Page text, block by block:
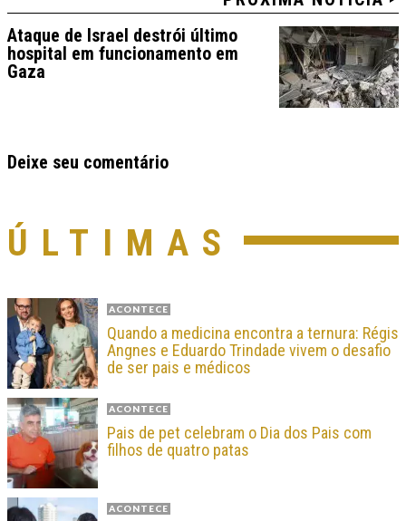
Ataque de Israel destrói último
hospital em funcionamento em
Gaza
Deixe seu comentário
ÚLTIMAS
ACONTECE
Quando a medicina encontra a ternura: Régis
Angnes e Eduardo Trindade vivem o desafio
de ser pais e médicos
ACONTECE
Pais de pet celebram o Dia dos Pais com
filhos de quatro patas
ACONTECE